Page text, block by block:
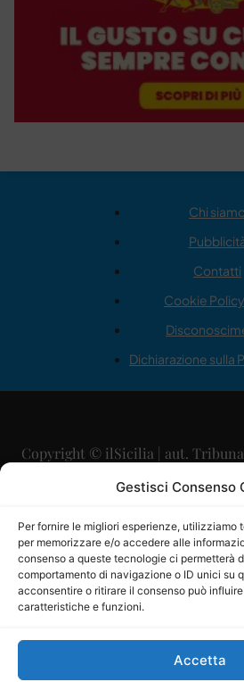
Gestisci Consenso
Per fornire le migliori esperienze, utilizziamo
per memorizzare e/o accedere alle
consenso a queste tecnologie ci permetterà
comportamento di navigazione o ID unici su
acconsentire o ritirare il consenso può
caratteristiche e funzioni.
Accetta
Chi
Contatti
Cookie
Dichiarazione sulla
Copyright © ilSicilia | aut.
29/09/2015
Direttore Editoriale:
Direttore Responsabile:
P.IVA: